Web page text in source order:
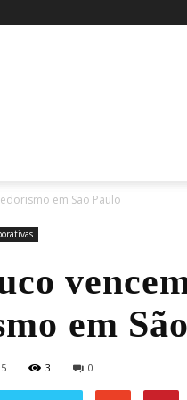
em São Paulo
em
3 0